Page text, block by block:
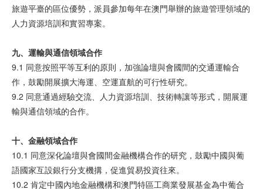
旅遊平臺的區位優勢，派員參加每年在澳門舉辦的旅遊管理領域的
人力資源培訓和實習專案。
九、 運輸與通信領域合作
9.1 同意按照平等互利的原則，加強論壇與會國間的交通運輸合
作，鼓勵開展擴大海運、空運直航的可行性研究。
9.2 同意通過經驗交流、人力資源培訓、技術轉讓等形式，開展運
輸與通信領域的合作。
十、金融領域合作
10.1 同意深化論壇與會國間金融機構合作的研究，鼓勵中國與葡
語國家互設銀行分支機搆，促進貿易投資往來。
10.2 肯定中國內地金融機構和澳門特區工商業發展基金為中葡合